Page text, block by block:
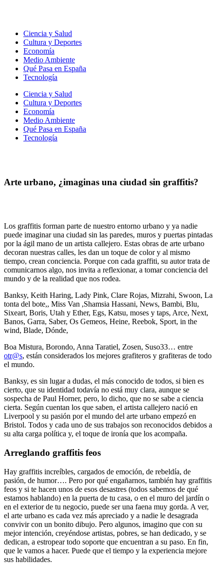
Ciencia y Salud
Cultura y Deportes
Economía
Medio Ambiente
Qué Pasa en España
Tecnología
Ciencia y Salud
Cultura y Deportes
Economía
Medio Ambiente
Qué Pasa en España
Tecnología
Arte urbano, ¿imaginas una ciudad sin graffitis?
Los graffitis forman parte de nuestro entorno urbano y ya nadie
puede imaginar una ciudad sin las paredes, muros y puertas pintadas
por la ágil mano de un artista callejero. Estas obras de arte urbano
decoran nuestras calles, les dan un toque de color y al mismo
tiempo, crean conciencia. Porque con cada graffiti, su autor trata de
comunicarnos algo, nos invita a reflexionar, a tomar conciencia del
mundo y de la realidad que nos rodea.
Banksy, Keith Haring, Lady Pink, Clare Rojas, Mizrahi, Swoon, La
tonta del bote,, Miss Van ,Shamsia Hassani, News, Bambi, Blu,
Sixeart, Boris, Utah y Ether, Egs, Katsu, moses y taps, Arce, Next,
Banos, Garra, Saber, Os Gemeos, Heine, Reebok, Sport, in the
wind, Blade, Dónde,
Boa Mistura, Borondo, Anna Taratiel, Zosen, Suso33… entre
otr@s, están considerados los mejores grafiteros y grafiteras de todo
el mundo.
Banksy, es sin lugar a dudas, el más conocido de todos, si bien es
cierto, que su identidad todavía no está muy clara, aunque se
sospecha de Paul Horner, pero, lo dicho, que no se sabe a ciencia
cierta. Según cuentan los que saben, el artista callejero nació en
Liverpool y su pasión por el mundo del arte urbano empezó en
Bristol. Todos y cada uno de sus trabajos son reconocidos debidos a
su alta carga política y, el toque de ironía que los acompaña.
Arreglando graffitis feos
Hay graffitis increíbles, cargados de emoción, de rebeldía, de
pasión, de humor…. Pero por qué engañarnos, también hay graffitis
feos y si te hacen unos de esos desastres (todos sabemos de qué
estamos hablando) en la puerta de tu casa, o en el muro del jardín o
en el exterior de tu negocio, puede ser una faena muy gorda. A ver,
el arte urbano es cada vez más apreciado y a nadie le desagrada
convivir con un bonito dibujo. Pero algunos, imagino que con su
mejor intención, creyéndose artistas, pobres, se han dedicado, y se
dedican, a estropear todo soporte que encuentran a su paso. En fin,
que le vamos a hacer. Puede que el tiempo y la experiencia mejore
sus habilidades.